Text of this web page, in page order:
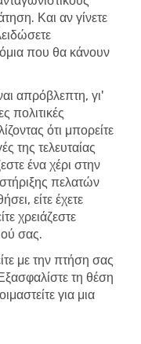
Και αν γίνετε
που θα κάνουν
απρόβλεπτη, γι'
πολιτικές
ότι μπορείτε
της τελευταίας
ένα χέρι στην
πελατών
είτε έχετε
χρειάζεστε
σας.
με την πτήση σας
τη θέση
για μια